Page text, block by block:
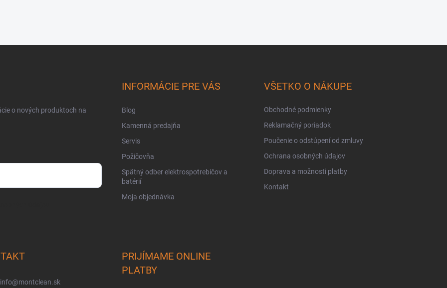
o nových produktoch na
INFORMÁCIE PRE VÁS
Blog
Kamenná predajňa
Servis
Požičovňa
Spätný odber elektrospotrebičov a
batérií
Moja objednávka
VŠETKO O NÁKUPE
Obchodné podmienky
Reklamačný poriadok
Poučenie o odstúpení od zmluvy
Ochrana osobných údajov
Doprava a možnosti platby
Kontakt
info@montclean.sk
PRIJÍMAME ONLINE
PLATBY